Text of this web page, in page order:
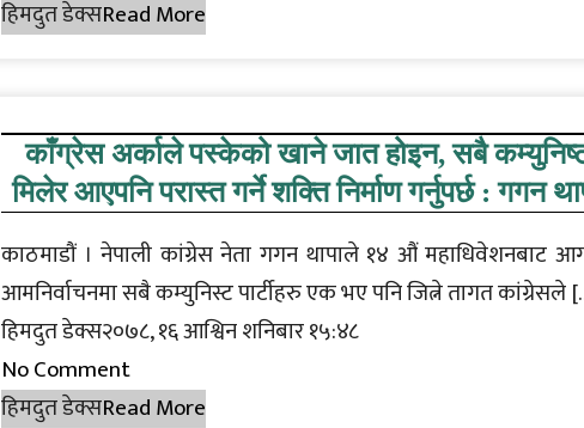
हिमदुत डेक्सRead More
काँग्रेस अर्काले पस्केको खाने जात होइन, सबै
मिलेर आएपनि परास्त गर्ने शक्ति निर्माण गर्नुपर्छ : गगन
काठमाडौं । नेपाली कांग्रेस नेता गगन थापाले १४ औं महाधिवेशनबाट
आमनिर्वाचनमा सबै कम्युनिस्ट पार्टीहरु एक भए पनि जित्ने तागत कांग्रेसले
हिमदुत डेक्स२०७८, १६ आश्विन शनिबार १५:४८
No Comment
हिमदुत डेक्सRead More